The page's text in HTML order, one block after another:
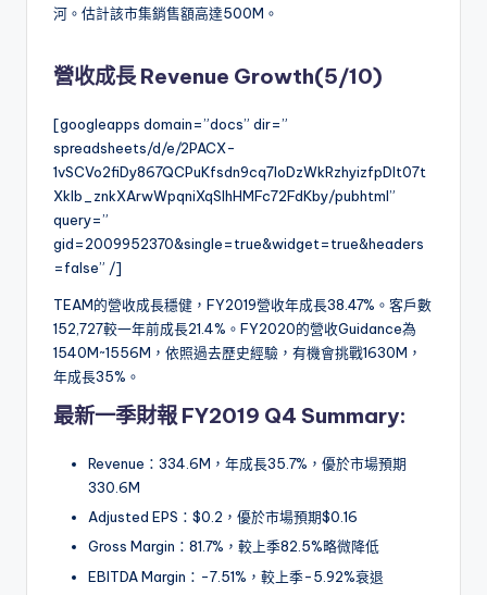
河。估計該市集銷售額高達500M。
營收成長 Revenue Growth(5/10)
[googleapps domain=”docs” dir=”
spreadsheets/d/e/2PACX-
1vSCVo2fiDy867QCPuKfsdn9cq7IoDzWkRzhyizfpDIt07t
Xklb_znkXArwWpqniXqSlhHMFc72FdKby/pubhtml”
query=”
gid=2009952370&single=true&widget=true&headers
=false” /]
TEAM的營收成長穩健，FY2019營收年成長38.47%。客戶數
152,727較一年前成長21.4%。FY2020的營收Guidance為
1540M~1556M，依照過去歷史經驗，有機會挑戰1630M，
年成長35%。
最新一季財報 FY2019 Q4 Summary:
Revenue：334.6M，年成長35.7%，優於市場預期
330.6M
Adjusted EPS：$0.2，優於市場預期$0.16
Gross Margin：81.7%，較上季82.5%略微降低
EBITDA Margin：-7.51%，較上季-5.92%衰退